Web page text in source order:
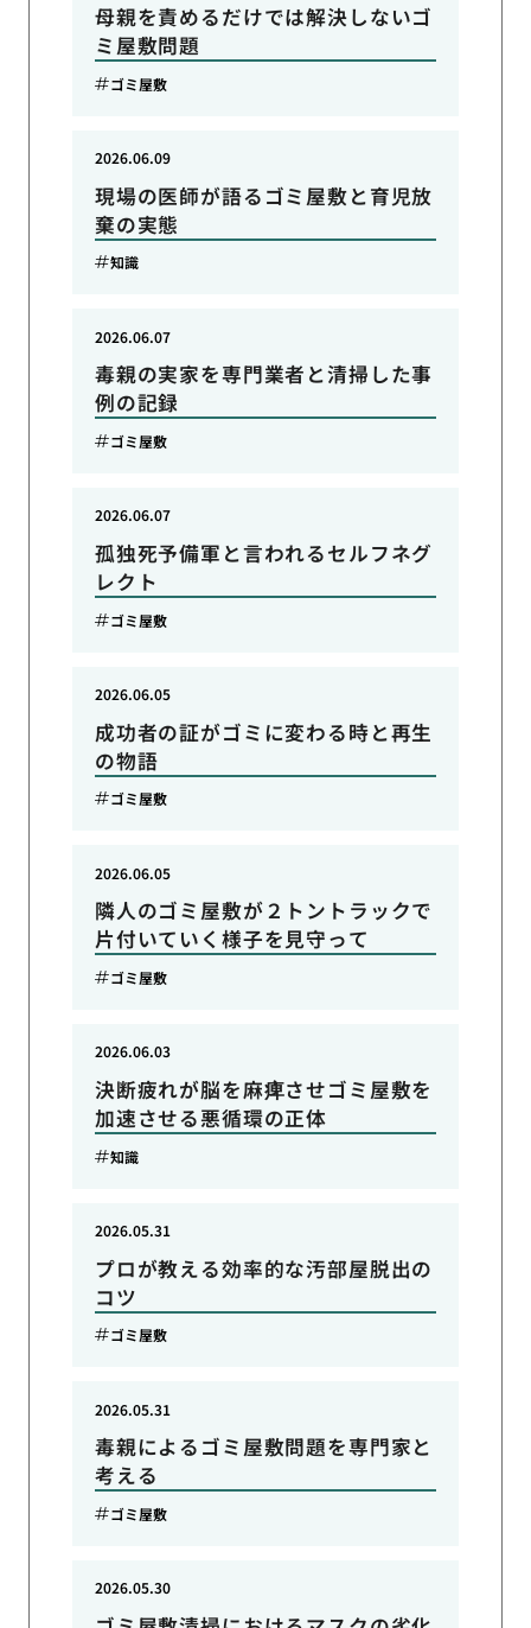
母親を責めるだけでは解決しないゴ
ミ屋敷問題
ゴミ屋敷
現場の医師が語るゴミ屋敷と育児放
棄の実態
2026.06.09
知識
毒親の実家を専門業者と清掃した事
例の記録
2026.06.07
ゴミ屋敷
孤独死予備軍と言われるセルフネグ
レクト
2026.06.07
ゴミ屋敷
成功者の証がゴミに変わる時と再生
の物語
2026.06.05
ゴミ屋敷
隣人のゴミ屋敷が２トントラックで
片付いていく様子を見守って
2026.06.05
ゴミ屋敷
決断疲れが脳を麻痺させゴミ屋敷を
加速させる悪循環の正体
2026.06.03
知識
プロが教える効率的な汚部屋脱出の
コツ
2026.05.31
ゴミ屋敷
毒親によるゴミ屋敷問題を専門家と
考える
2026.05.31
ゴミ屋敷
2026.05.30